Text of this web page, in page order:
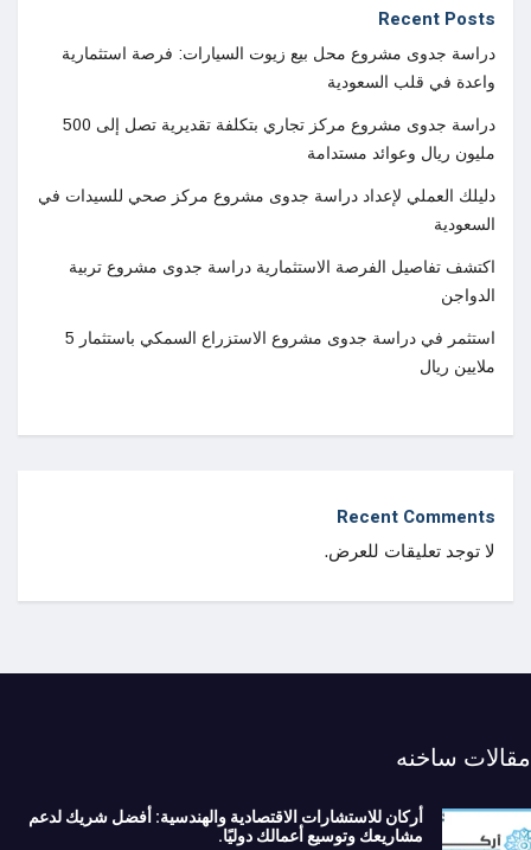
Recent Posts
دراسة جدوى مشروع محل بيع زيوت السيارات: فرصة استثمارية
واعدة في قلب السعودية
دراسة جدوى مشروع مركز تجاري بتكلفة تقديرية تصل إلى 500
مليون ريال وعوائد مستدامة
دليلك العملي لإعداد دراسة جدوى مشروع مركز صحي للسيدات في
السعودية
اكتشف تفاصيل الفرصة الاستثمارية دراسة جدوى مشروع تربية
الدواجن
استثمر في دراسة جدوى مشروع الاستزراع السمكي باستثمار 5
ملايين ريال
Recent Comments
لا توجد تعليقات للعرض.
مقالات ساخنه
أركان للاستشارات الاقتصادية والهندسية: أفضل شريك لدعم
مشاريعك وتوسيع أعمالك دوليًا.